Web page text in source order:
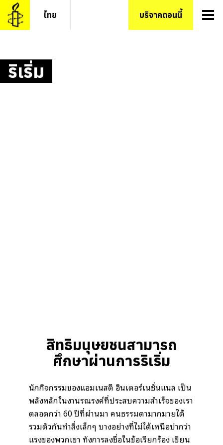
ไทย บริจาคตอนนี้
ข้าม
ไป
ยัง
ริเริ่ม
สิทธิมนุษยชนสามารถ
ศึกษาผ่านการริเริ่ม
นักกิจกรรมของแอมเนสตี้ อินเตอร์เนชั่นแนล เป็น
พลังหลักในงานรณรงค์ที่ประสบความสำเร็จของเรา
ตลอดกว่า 60 ปีที่ผ่านมา คนธรรมดามากมายได้
รวมตัวกันทำสิ่งเล็กๆ บางอย่างที่ไม่ได้เหนือบ่ากว่า
แรงของพวกเขา ทั้งการลงชื่อในข้อเรียกร้อง เขียน